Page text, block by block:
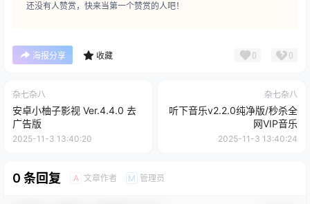
还没有人赞赏，快来当第一个赞赏的人吧！
海报分享 收藏 0 0
杂七杂八
安卓小柚子影视 Ver.4.4.0 去
广告版
2025-11-3 13:40:20
杂七杂八
听下音乐v2.2.0纯净版/秒杀全
网VIP音乐
2025-11-3 13:40:24
0 条回复 A 文章作者 M 管理员